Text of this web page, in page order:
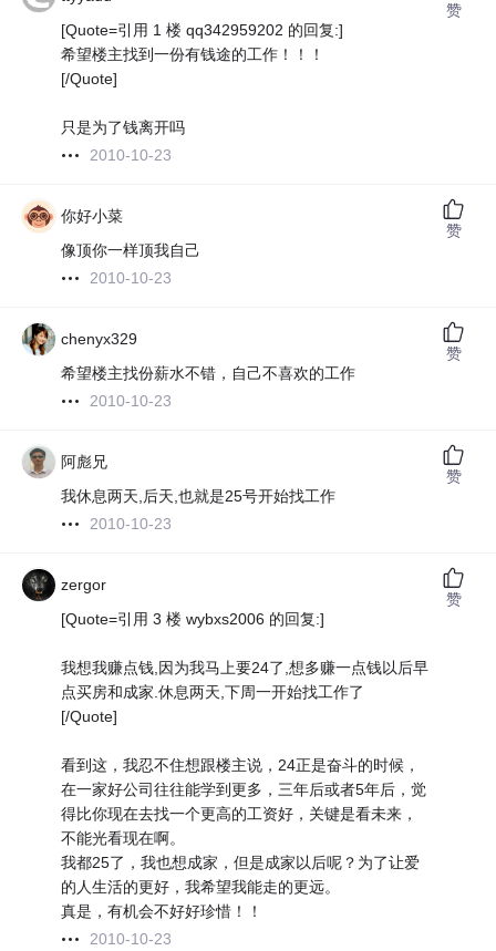
[Quote=引用 1 楼 qq342959202 的回复:]
希望楼主找到一份有钱途的工作！！！
[/Quote]
只是为了钱离开吗
2010-10-23
赞
你好小菜
像顶你一样顶我自己
2010-10-23
赞
chenyx329
希望楼主找份薪水不错，自己不喜欢的工作
2010-10-23
赞
阿彪兄
我休息两天,后天,也就是25号开始找工作
2010-10-23
赞
zergor
[Quote=引用 3 楼 wybxs2006 的回复:]
我想我赚点钱,因为我马上要24了,想多赚一点钱以后早
点买房和成家.休息两天,下周一开始找工作了
[/Quote]
看到这，我忍不住想跟楼主说，24正是奋斗的时候，
在一家好公司往往能学到更多，三年后或者5年后，觉
得比你现在去找一个更高的工资好，关键是看未来，
不能光看现在啊。
我都25了，我也想成家，但是成家以后呢？为了让爱
的人生活的更好，我希望我能走的更远。
真是，有机会不好好珍惜！！
2010-10-23
赞